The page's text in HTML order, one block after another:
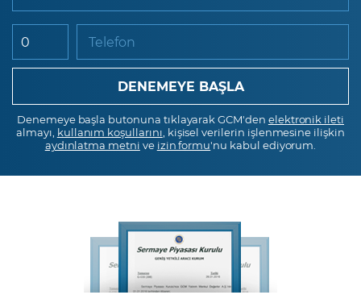
Telefon
Denemeye başla butonuna tıklayarak GCM'den elektronik ileti
almayı, kullanım koşullarını , kişisel verilerin işlenmesine ilişkin
aydınlatma metni ve izin formu'nu kabul ediyorum.